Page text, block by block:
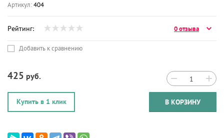
Артикул:404
Рейтинг: 0 отзыва
Добавить к сравнению
425 руб. − +
Купить в 1 клик В КОРЗИНУ